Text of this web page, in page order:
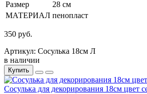
Размер
28 см
МАТЕРИАЛ пенопласт
350 руб.
Артикул: Сосулька 18см Л
в наличии
Купить
Сосулька для декорирования 18см цвет